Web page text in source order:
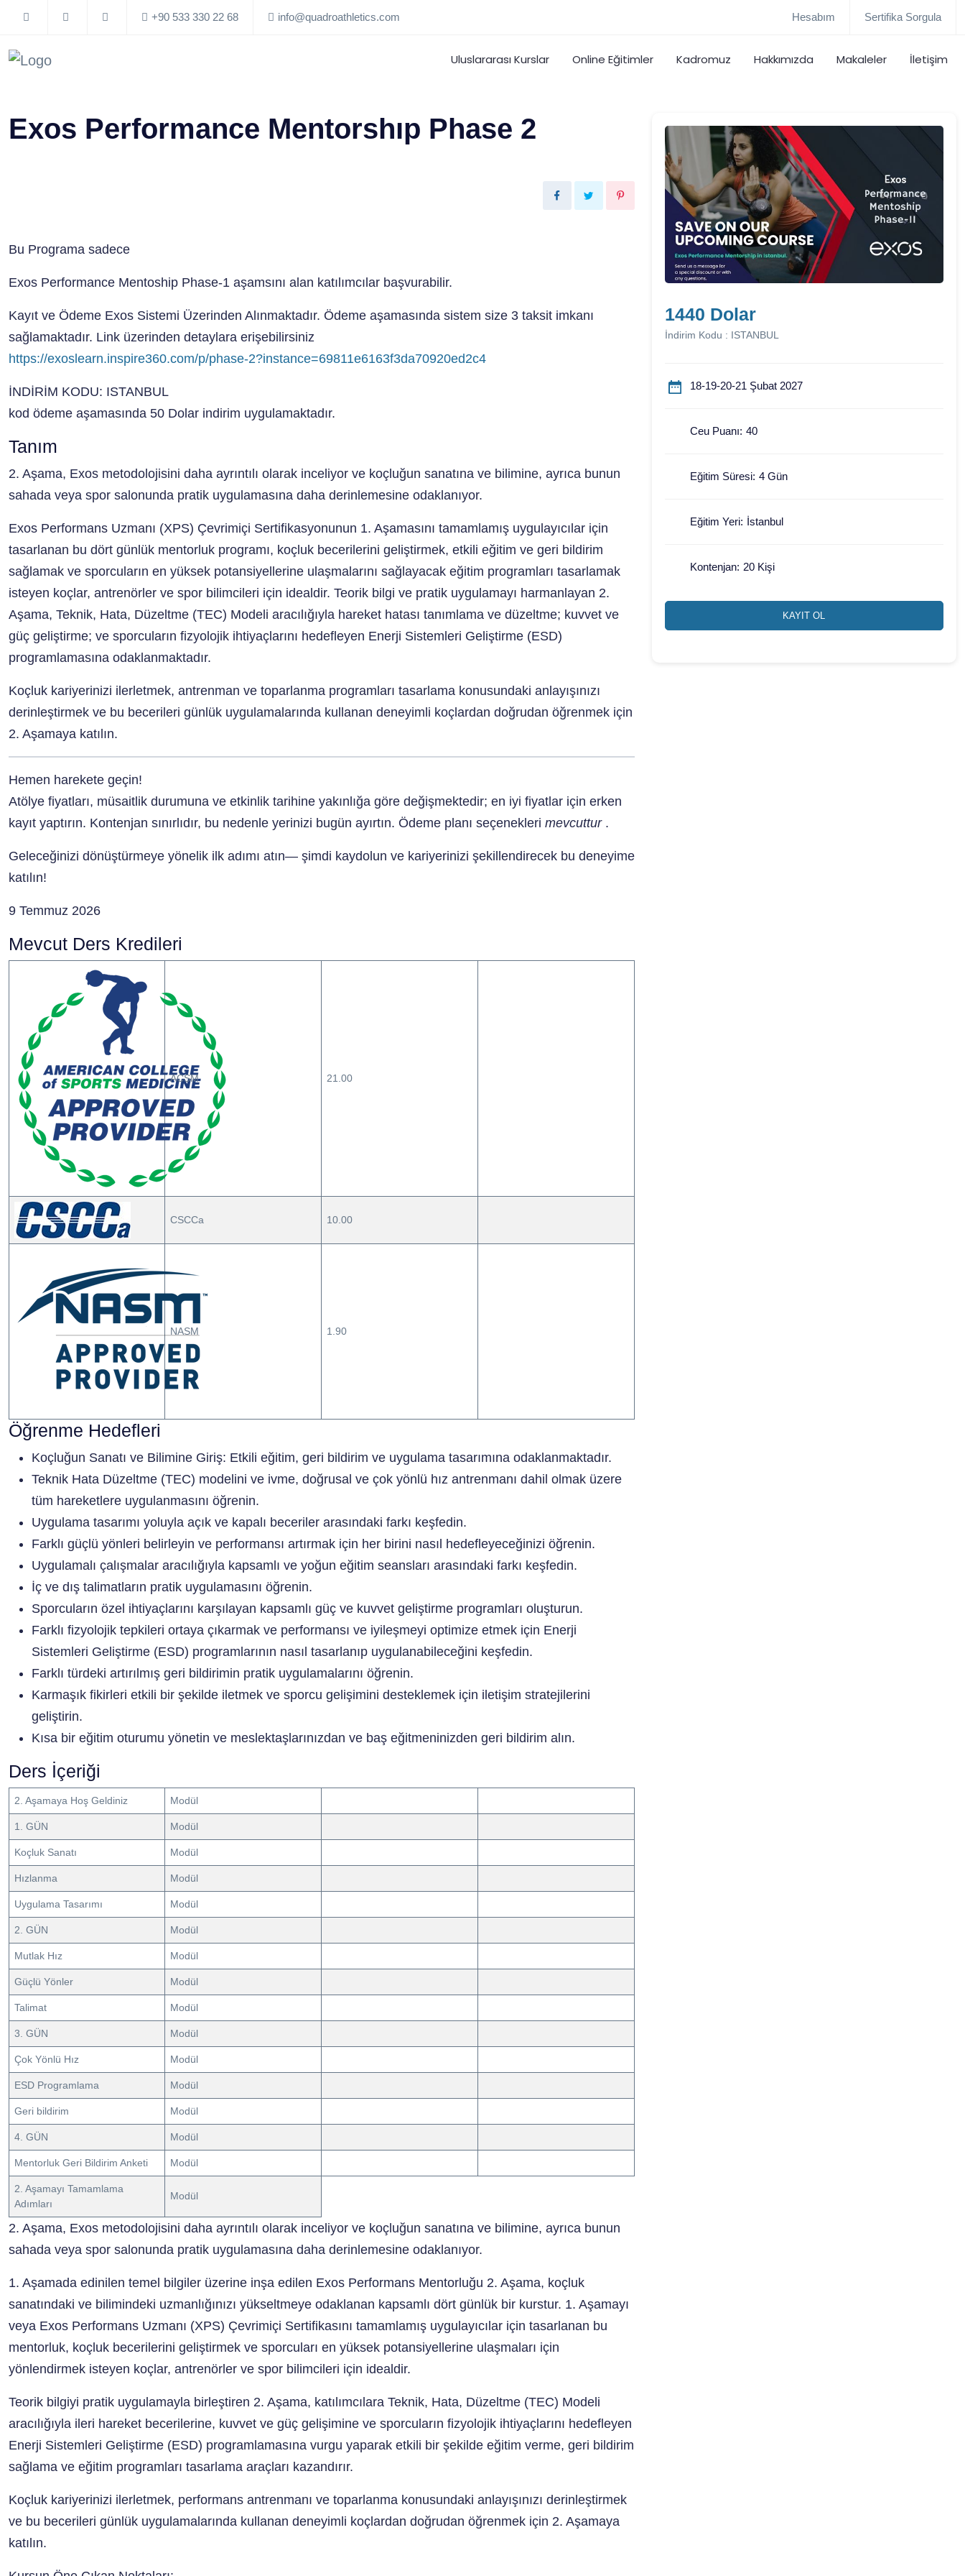
+90 533 330 22 68 info@quadroathletics.com Hesabım Sertifika Sorgula
Uluslararası Kurslar Online Eğitimler Kadromuz Hakkımızda Makaleler İletişim
Exos Performance Mentorshıp Phase 2
Bu Programa sadece
Exos Performance Mentoship Phase-1 aşamsını alan katılımcılar başvurabilir.
Kayıt ve Ödeme Exos Sistemi Üzerinden Alınmaktadır. Ödeme aşamasında sistem size 3 taksit imkanı
sağlamaktadır. Link üzerinden detaylara erişebilirsiniz
https://exoslearn.inspire360.com/p/phase-2?instance=69811e6163f3da70920ed2c4
İNDİRİM KODU: ISTANBUL
kod ödeme aşamasında 50 Dolar indirim uygulamaktadır.
Tanım
2. Aşama, Exos metodolojisini daha ayrıntılı olarak inceliyor ve koçluğun sanatına ve bilimine, ayrıca bunun
sahada veya spor salonunda pratik uygulamasına daha derinlemesine odaklanıyor.
Exos Performans Uzmanı (XPS) Çevrimiçi Sertifikasyonunun 1. Aşamasını tamamlamış uygulayıcılar için
tasarlanan bu dört günlük mentorluk programı, koçluk becerilerini geliştirmek, etkili eğitim ve geri bildirim
sağlamak ve sporcuların en yüksek potansiyellerine ulaşmalarını sağlayacak eğitim programları tasarlamak
isteyen koçlar, antrenörler ve spor bilimcileri için idealdir. Teorik bilgi ve pratik uygulamayı harmanlayan 2.
Aşama, Teknik, Hata, Düzeltme (TEC) Modeli aracılığıyla hareket hatası tanımlama ve düzeltme; kuvvet ve
güç geliştirme; ve sporcuların fizyolojik ihtiyaçlarını hedefleyen Enerji Sistemleri Geliştirme (ESD)
programlamasına odaklanmaktadır.
Koçluk kariyerinizi ilerletmek, antrenman ve toparlanma programları tasarlama konusundaki anlayışınızı
derinleştirmek ve bu becerileri günlük uygulamalarında kullanan deneyimli koçlardan doğrudan öğrenmek için
2. Aşamaya katılın.
Hemen harekete geçin!
Atölye fiyatları, müsaitlik durumuna ve etkinlik tarihine yakınlığa göre değişmektedir; en iyi fiyatlar için erken
kayıt yaptırın. Kontenjan sınırlıdır, bu nedenle yerinizi bugün ayırtın. Ödeme planı seçenekleri mevcuttur.
Geleceğinizi dönüştürmeye yönelik ilk adımı atın— şimdi kaydolun ve kariyerinizi şekillendirecek bu deneyime
katılın!
9 Temmuz 2026
Mevcut Ders Kredileri
ACSM 21.00
CSCCa 10.00
NASM 1.90
Öğrenme Hedefleri
Koçluğun Sanatı ve Bilimine Giriş: Etkili eğitim, geri bildirim ve uygulama tasarımına odaklanmaktadır.
Teknik Hata Düzeltme (TEC) modelini ve ivme, doğrusal ve çok yönlü hız antrenmanı dahil olmak üzere
tüm hareketlere uygulanmasını öğrenin.
Uygulama tasarımı yoluyla açık ve kapalı beceriler arasındaki farkı keşfedin.
Farklı güçlü yönleri belirleyin ve performansı artırmak için her birini nasıl hedefleyeceğinizi öğrenin.
Uygulamalı çalışmalar aracılığıyla kapsamlı ve yoğun eğitim seansları arasındaki farkı keşfedin.
İç ve dış talimatların pratik uygulamasını öğrenin.
Sporcuların özel ihtiyaçlarını karşılayan kapsamlı güç ve kuvvet geliştirme programları oluşturun.
Farklı fizyolojik tepkileri ortaya çıkarmak ve performansı ve iyileşmeyi optimize etmek için Enerji
Sistemleri Geliştirme (ESD) programlarının nasıl tasarlanıp uygulanabileceğini keşfedin.
Farklı türdeki artırılmış geri bildirimin pratik uygulamalarını öğrenin.
Karmaşık fikirleri etkili bir şekilde iletmek ve sporcu gelişimini desteklemek için iletişim stratejilerini
geliştirin.
Kısa bir eğitim oturumu yönetin ve meslektaşlarınızdan ve baş eğitmeninizden geri bildirim alın.
Ders İçeriği
2. Aşamaya Hoş Geldiniz Modül
1. GÜN Modül
Koçluk Sanatı Modül
Hızlanma Modül
Uygulama Tasarımı Modül
2. GÜN Modül
Mutlak Hız Modül
Güçlü Yönler Modül
Talimat Modül
3. GÜN Modül
Çok Yönlü Hız Modül
ESD Programlama Modül
Geri bildirim Modül
4. GÜN Modül
Mentorluk Geri Bildirim Anketi Modül
2. Aşamayı Tamamlama
Adımları
Modül
2. Aşama, Exos metodolojisini daha ayrıntılı olarak inceliyor ve koçluğun sanatına ve bilimine, ayrıca bunun
sahada veya spor salonunda pratik uygulamasına daha derinlemesine odaklanıyor.
1. Aşamada edinilen temel bilgiler üzerine inşa edilen Exos Performans Mentorluğu 2. Aşama, koçluk
sanatındaki ve bilimindeki uzmanlığınızı yükseltmeye odaklanan kapsamlı dört günlük bir kurstur. 1. Aşamayı
veya Exos Performans Uzmanı (XPS) Çevrimiçi Sertifikasını tamamlamış uygulayıcılar için tasarlanan bu
mentorluk, koçluk becerilerini geliştirmek ve sporcuları en yüksek potansiyellerine ulaşmaları için
yönlendirmek isteyen koçlar, antrenörler ve spor bilimcileri için idealdir.
Teorik bilgiyi pratik uygulamayla birleştiren 2. Aşama, katılımcılara Teknik, Hata, Düzeltme (TEC) Modeli
aracılığıyla ileri hareket becerilerine, kuvvet ve güç gelişimine ve sporcuların fizyolojik ihtiyaçlarını hedefleyen
Enerji Sistemleri Geliştirme (ESD) programlamasına vurgu yaparak etkili bir şekilde eğitim verme, geri bildirim
sağlama ve eğitim programları tasarlama araçları kazandırır.
Koçluk kariyerinizi ilerletmek, performans antrenmanı ve toparlanma konusundaki anlayışınızı derinleştirmek
ve bu becerileri günlük uygulamalarında kullanan deneyimli koçlardan doğrudan öğrenmek için 2. Aşamaya
katılın.
1440 Dolar
İndirim Kodu : ISTANBUL
18-19-20-21 Şubat 2027
Ceu Puanı: 40
Eğitim Süresi: 4 Gün
Eğitim Yeri: İstanbul
Kontenjan: 20 Kişi
KAYIT OL